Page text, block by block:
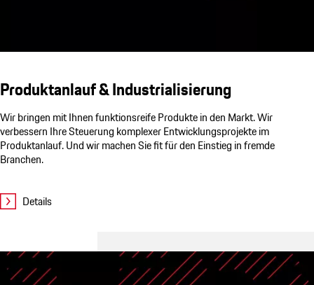
Produktanlauf & Industrialisierung
Wir bringen mit Ihnen funktionsreife Produkte in den Markt. Wir
verbessern Ihre Steuerung komplexer Entwicklungsprojekte im
Produktanlauf. Und wir machen Sie fit für den Einstieg in fremde
Branchen.
Details